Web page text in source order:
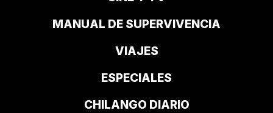
MANUAL DE SUPERVIVENCIA
VIAJES
ESPECIALES
CHILANGO DIARIO